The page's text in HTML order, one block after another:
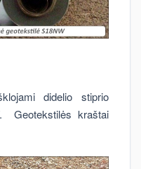
didelio stiprio
Geotekstilės kraštai